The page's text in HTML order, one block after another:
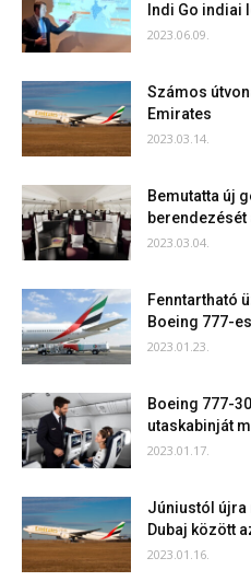
Indi Go indiai
2023.06.09.
Számos
Emirates
2023.03.14.
Bemutatta új
berendezését
2023.03.04.
Fenntartható
Boeing 777-
2023.01.23.
Boeing 777-
utaskabinját
2023.01.17.
Júniustól újra
Dubaj között
2023.01.16.